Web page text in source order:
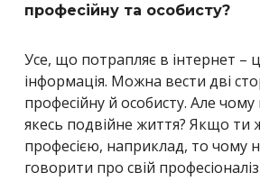
професійну та особисту?
Усе, що потрапляє в інтернет –
інформація. Можна вести дві
професійну й особисту. Але
якесь подвійне життя? Якщо
професією, наприклад, то чому
говорити про свій